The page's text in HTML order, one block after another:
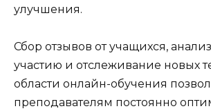
улучшения.
Сбор отзывов от учащихся,
участию и отслеживание новых
области онлайн-обучения
преподавателям постоянно